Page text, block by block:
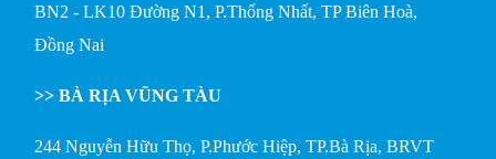
BN2 - LK10 Đường N1, P.Thống Nhất, TP Biên Hoà,
Đồng Nai
>> BÀ RỊA VŨNG TÀU
244 Nguyễn Hữu Thọ, P.Phước Hiệp, TP.Bà Rịa, BRVT